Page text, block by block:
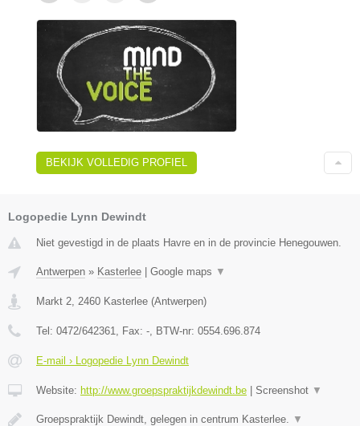
BEKIJK VOLLEDIG PROFIEL
Logopedie Lynn Dewindt
Niet gevestigd in de plaats Havre en in de provincie Henegouwen.
Antwerpen » Kasterlee | Google maps ▼
Markt 2 2460 Kasterlee (Antwerpen)
Tel: 0472/642361 , Fax: - , BTW-nr: 0554.696.874
E-mail › Logopedie Lynn Dewindt
Website: http://www.groepspraktijkdewindt.be | Screenshot ▼
Groepspraktijk Dewindt, gelegen in centrum Kasterlee. ▼